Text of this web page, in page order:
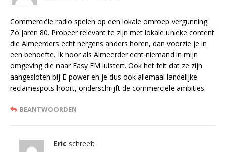
Commerciële radio spelen op een lokale omroep vergunning.
Zo jaren 80. Probeer relevant te zijn met lokale unieke content
die Almeerders echt nergens anders horen, dan voorzie je in
een behoefte. Ik hoor als Almeerder echt niemand in mijn
omgeving die naar Easy FM luistert. Ook het feit dat ze zijn
aangesloten bij E-power en je dus ook allemaal landelijke
reclamespots hoort, onderschrijft de commerciële ambities.
BEANTWOORDEN
Eric schreef: